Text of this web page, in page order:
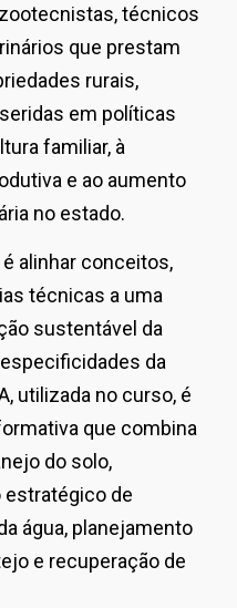
técnicos
que prestam
rurais,
em políticas
familiar, à
e ao aumento
no estado.
alinhar conceitos,
técnicas a uma
sustentável da
da
utilizada no curso, é
que combina
do solo,
estratégico de
água, planejamento
e recuperação de